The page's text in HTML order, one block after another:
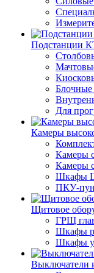
Подстанции
Для
Камеры
Камеры
Камеры
Шкафы
ПКУ-
Щитовое
ГРЩ
Шкафы
Шкафы
Выключатели